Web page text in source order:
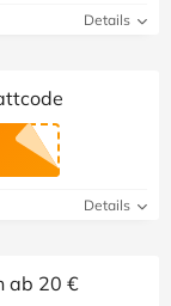
Details
Details
ab 20 €